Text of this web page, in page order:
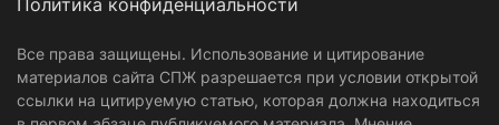
Политика конфиденциальности
Все права защищены. Использование и цитирование
материалов сайта СПЖ разрешается при условии открытой
ссылки на цитируемую статью, которая должна находиться